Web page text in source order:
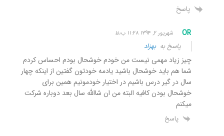
پاسخ
OR شهریور ۲, ۱۳۹۴ ۱۱:۲۸ ب٫ظ
پاسخ بهبهزاد
چیز زیاد مهمی نیست من خودم خوشحال بودم احساس کردم
شما هم باید خوشحال باشید یادمه خودتون گفتین از اینکه چهار
سال در گیر درس باشیم در اختیار خودمونیم همین برای
خوشحال بودن کافیه البته من ان شاالله سال بعد دوباره شرکت
میکنم
پاسخ